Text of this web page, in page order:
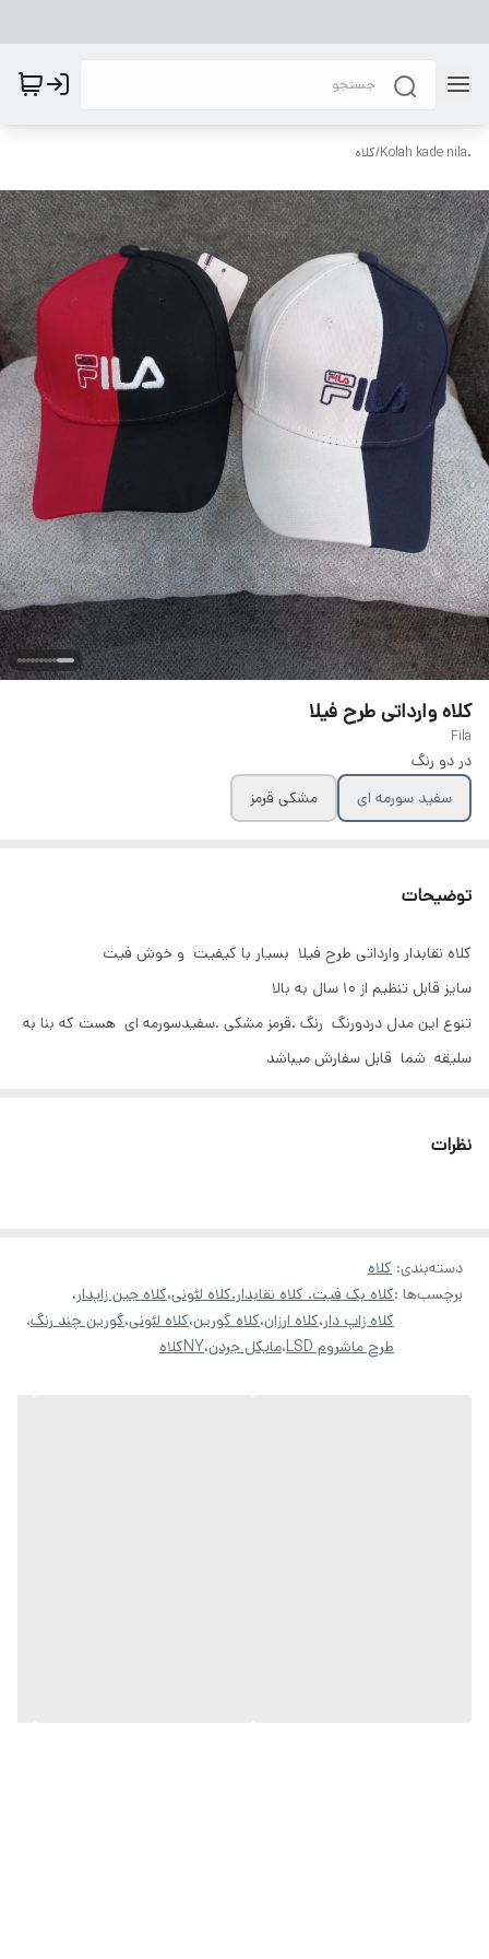
.Kolah kade nila
/کلاه
کلاه وارداتی طرح فیلا
Fila
در دو رنگ
سفید سورمه ای
مشکی قرمز
توضیحات
کلاه نقابدار وارداتی طرح فیلا بسیار با کیفیت و خوش فیت
سایز قابل تنظیم از ۱۰ سال به بالا
تنوع این مدل دردورنگ رنگ .قرمز مشکی .سفیدسورمه ای هست که بنا به
سلیقه شما قابل سفارش میباشد
نظرات
دسته‌بندی: کلاه
برچسب‌ها :کلاه بک فیت. کلاه نقابدار.کلاه لئونی،کلاه جین زاپدار،
کلاه زاپ دار،کلاه ارزان،کلاه گورین،کلاه لئونی،گورین چند رنگ،
طرح ماشروم LSD
،مایکل جردن،NYکلاه